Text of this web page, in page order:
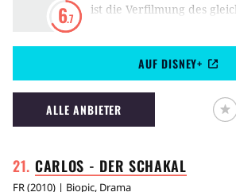
6.7
ist die Verfilmung des
Schweden Tomas
Hauptrolle mit Gary
eindringlich-
für den Oscar nominiert
AUF DISNEY+
ALLE ANBIETER
CARLOS - DER SCHAKAL
FR(2010) | Biopic, Drama